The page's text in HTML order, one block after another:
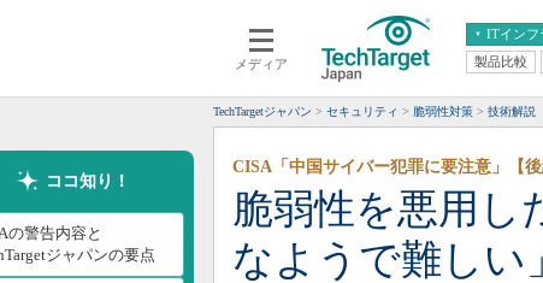
メディア
ITインフ
クラウド
スマートモバイル
ネットワーク
システム運用管理
エンタープライ
ERP
CX
情報系システム
製品比較
TechTargetジャパン セキュリティ 脆弱性対策 技術解説
ココ知り！
の警告内容と
ジャパンの要点
脆弱性を悪用し
なようで難しい
CISA「中国サイバー犯罪に要注意」【後